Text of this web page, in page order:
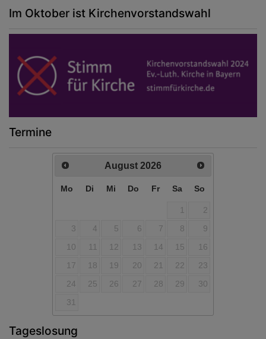
Im Oktober ist Kirchenvorstandswahl
Termine
August 2026
Mo Di Mi Do Fr Sa So
1
2
3
4 5 6 7 8
9
10
11 12 13 14 15
16
17
18 19 20 21 22
23
24
25 26 27 28 29
30
31
Tageslosung